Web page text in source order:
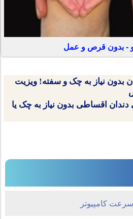
- بدون قرص و عمل
بدون نیاز به چک و سفته! ویزیت
دندان اقساطی بدون نیاز به چک یا
سرعت کامپیوتر